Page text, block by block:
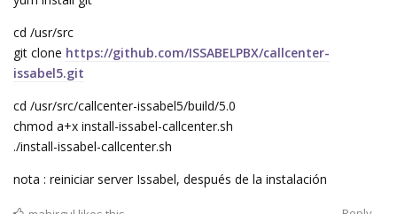
cd /usr/src
git clone https://github.com/ISSABELPBX/callcenter-
issabel5.git
cd /usr/src/callcenter-issabel5/build/5.0
chmod a+x install-issabel-callcenter.sh
./install-issabel-callcenter.sh
nota : reiniciar server Issabel, después de la instalación